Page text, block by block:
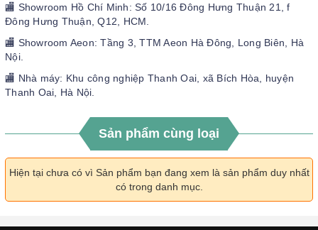
🏬 Showroom Hồ Chí Minh: Số 10/16 Đông Hưng Thuận 21, f
Đông Hưng Thuận, Q12, HCM.
🏬 Showroom Aeon: Tầng 3, TTM Aeon Hà Đông, Long Biên, Hà
Nội.
🏬 Nhà máy: Khu công nghiệp Thanh Oai, xã Bích Hòa, huyện
Thanh Oai, Hà Nội.
Sản phẩm cùng loại
Hiện tại chưa có vì Sản phẩm bạn đang xem là sản phẩm duy nhất
có trong danh mục.